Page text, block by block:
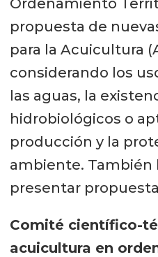
Ordenamiento
propuesta de
para la Acuicultura
considerando los
las aguas, la
hidrobiológicos o
producción y la
ambiente. También
presentar
Comité científico-
acuicultura en